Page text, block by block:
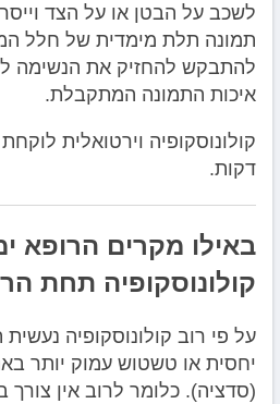
לשכב על הבטן או על הצד
תמונה תלת מימדית של חלל
להתבקש להחזיק את הנשימה
איכות התמונה המתקבלת.
דקות.
באילו מקרים הרופא
קולונוסקופיה תחת
על פי רוב קולונוסקופיה
יחסית או טשטוש עמוק יותר
(סדציה). כלומר לרוב אין